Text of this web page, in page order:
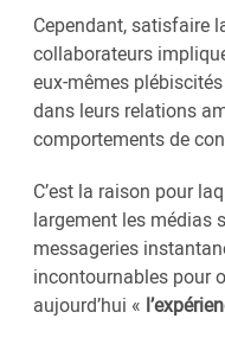
Cependant, satisfaire
collaborateurs
eux-mêmes
dans leurs relations
comportements de
C’est la raison pour
largement les médias
messageries
incontournables pour
aujourd’hui «